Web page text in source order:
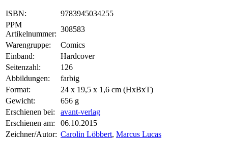
ISBN:
9783945034255
PPM
Artikelnummer:
308583
Warengruppe:
Comics
Einband:
Hardcover
Seitenzahl:
126
Abbildungen:
farbig
Format:
24 x 19,5 x 1,6 cm (HxBxT)
Gewicht:
656 g
Erschienen bei:
avant-verlag
Erschienen am:
06.10.2015
Zeichner/Autor: Carolin Löbbert, Marcus Lucas